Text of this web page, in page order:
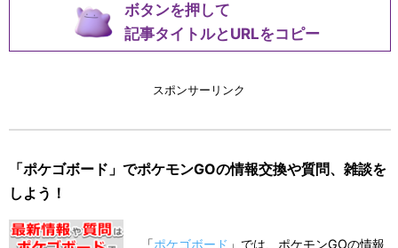
ボタンを押して
記事タイトルとURLをコピー
スポンサーリンク
「ポケゴボード」でポケモンGOの情報交換や質問、雑談を
しよう！
「ポケゴボード 」では、ポケモンGOの情報